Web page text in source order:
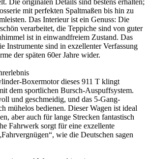
mit perfekten Spaltmaßen bis hin zu
Das Interieur ist ein Genuss: Die
verarbeitet, die Teppiche sind von guter
ist in einwandfreiem Zustand. Das
Instrumente sind in exzellenter Verfassung
der späten 60er Jahre wider.
Boxermotor dieses 911 T klingt
dem sportlichen Bursch-Auspuffsystem.
und geschmeidig, und das 5-Gang-
mühelos bedienen. Dieser Wagen ist ideal
aber auch für lange Strecken fantastisch
Fahrwerk sorgt für eine exzellente
wie die Deutschen sagen